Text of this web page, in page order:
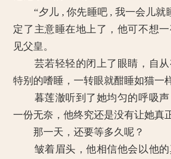
“夕儿 , 你先睡吧 , 我一会儿就
定了主意睡在地上了，他可不想
见父皇。
芸若轻轻的闭上了眼睛，自从
特别的嗜睡，一转眼就酣睡如猫一
暮莲澈听到了她均匀的呼吸声
一份无奈，他终究还是没有让她真
那一天，还要等多久呢？
皱着眉头，他相信他会以他的